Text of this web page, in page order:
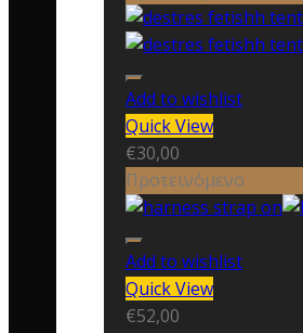
Add to wishlist
Quick View
€30,00
Προτεινόμενο
Add to wishlist
Quick View
€52,00